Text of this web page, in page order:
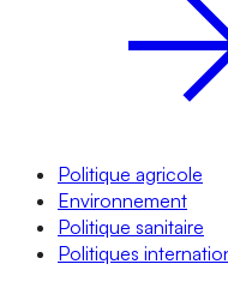
Politique agricole
Environnement
Politique sanitaire
Politiques